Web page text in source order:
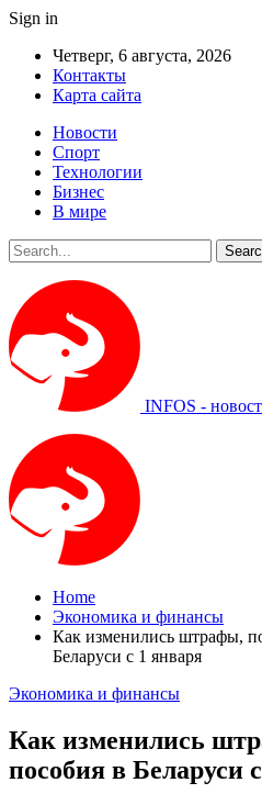
Sign in
Четверг, 6 августа, 2026
Контакты
Карта сайта
Новости
Спорт
Технологии
Бизнес
В мире
INFOS -
Home
Экономика и финансы
Как изменились штрафы,
Беларуси с 1 января
Экономика и финансы
Как изменились
пособия в Беларуси